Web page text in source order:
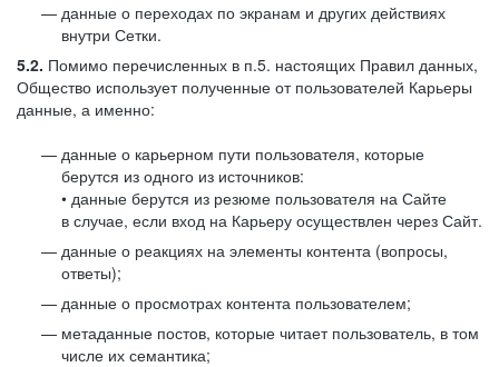
данные о переходах по экранам и других действиях
внутри Сетки.
5.2. Помимо перечисленных в п.5. настоящих Правил данных,
Общество использует полученные от пользователей Карьеры
данные, а именно:
данные о карьерном пути пользователя, которые
берутся из одного из источников:
• данные берутся из резюме пользователя на Сайте
в случае, если вход на Карьеру осуществлен через Сайт.
данные о реакциях на элементы контента (вопросы,
ответы);
данные о просмотрах контента пользователем;
метаданные постов, которые читает пользователь, в том
числе их семантика;